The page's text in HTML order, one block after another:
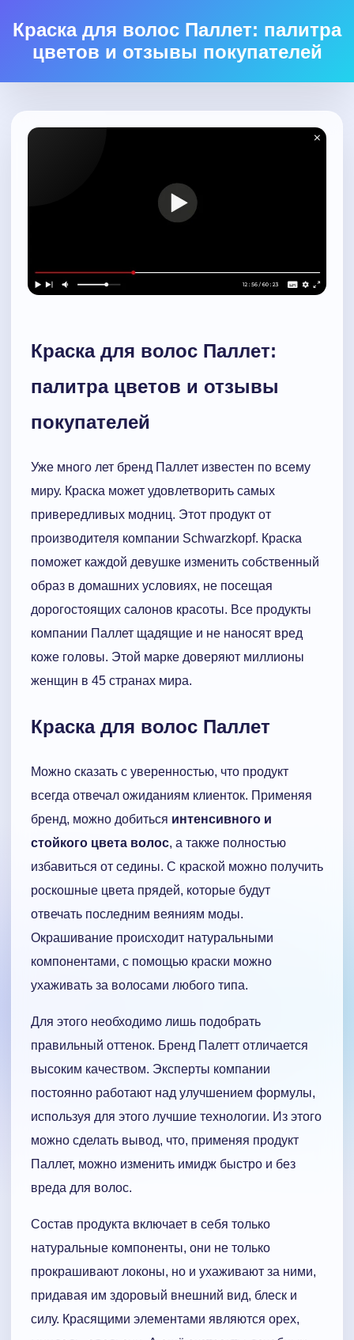
Краска для волос Паллет: палитра
цветов и отзывы покупателей
Краска для волос Паллет:
палитра цветов и отзывы
покупателей
Уже много лет бренд Паллет известен по всему
миру. Краска может удовлетворить самых
привередливых модниц. Этот продукт от
производителя компании Schwarzkopf. Краска
поможет каждой девушке изменить собственный
образ в домашних условиях, не посещая
дорогостоящих салонов красоты. Все продукты
компании Паллет щадящие и не наносят вред
коже головы. Этой марке доверяют миллионы
женщин в 45 странах мира.
Краска для волос Паллет
Можно сказать с уверенностью, что продукт
всегда отвечал ожиданиям клиенток. Применяя
бренд, можно добиться интенсивного и
стойкого цвета волос, а также полностью
избавиться от седины. С краской можно получить
роскошные цвета прядей, которые будут
отвечать последним веяниям моды.
Окрашивание происходит натуральными
компонентами, с помощью краски можно
ухаживать за волосами любого типа.
Для этого необходимо лишь подобрать
правильный оттенок. Бренд Палетт отличается
высоким качеством. Эксперты компании
постоянно работают над улучшением формулы,
используя для этого лучшие технологии. Из этого
можно сделать вывод, что, применяя продукт
Паллет, можно изменить имидж быстро и без
вреда для волос.
Состав продукта включает в себя только
натуральные компоненты, они не только
прокрашивают локоны, но и ухаживают за ними,
придавая им здоровый внешний вид, блеск и
силу. Красящими элементами являются орех,